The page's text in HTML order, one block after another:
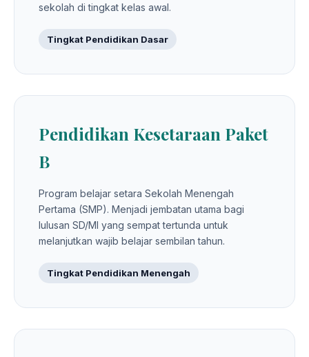
sekolah di tingkat kelas awal.
Tingkat Pendidikan Dasar
Pendidikan Kesetaraan Paket
B
Program belajar setara Sekolah Menengah
Pertama (SMP). Menjadi jembatan utama bagi
lulusan SD/MI yang sempat tertunda untuk
melanjutkan wajib belajar sembilan tahun.
Tingkat Pendidikan Menengah